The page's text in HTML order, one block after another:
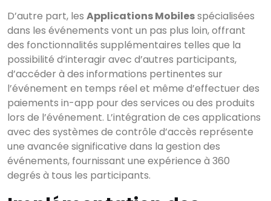
Rechercher
CATÉGORIES
D’autre part, les Applications Mobilesspécialisées
dans les événements vont un pas plus loin, offrant
des fonctionnalités supplémentaires telles que la
possibilité d’interagir avec d’autres participants,
d’accéder à des informations pertinentes sur
l’événement en temps réel et même d’effectuer des
paiements in-app pour des services ou des produits
lors de l’événement. L’intégration de ces applications
avec des systèmes de contrôle d’accès représente
une avancée significative dans la gestion des
événements, fournissant une expérience à 360
degrés à tous les participants.